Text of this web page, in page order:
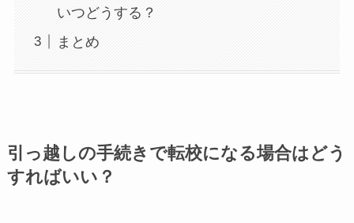
いつどうする？
まとめ
引っ越しの手続きで転校になる場合はどう
すればいい？